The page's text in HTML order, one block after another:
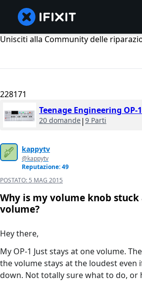
Unisciti alla Community delle
228171
Teenage Engineering OP-1
20 domande| 9 Parti
kappytv
@kappytv
Reputazione: 49
POSTATO: 5 MAG 2015
Why is my volume knob stuck
volume?
Hey there,
My OP-1 Just stays at one volume.
the volume stays at the loudest even
down. Not totally sure what to do, or